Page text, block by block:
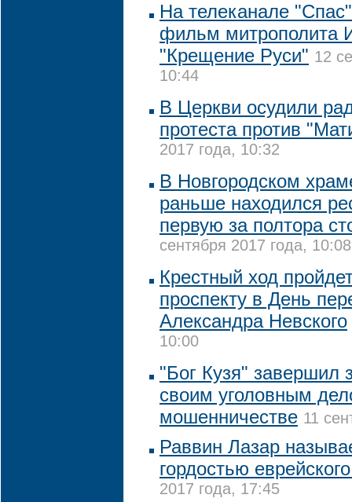
На телеканале
фильм митрополита
"Крещение Руси" 12
10:44
В Церкви осудили
протеста против
2017 года, 10:32
В Новгородском
раньше находился
первую за полтора
сентября 2017 года, 10:08
Крестный ход
проспекту в День
Александра Невского
10:00
"Бог Кузя" завершил
своим уголовным
мошенничестве 11
Раввин Лазар
гордостью
2017 года, 17:45